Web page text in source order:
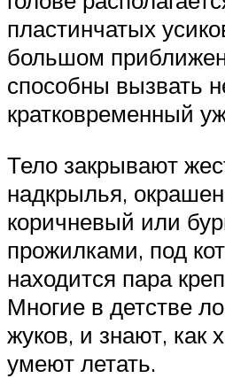
пластинчатых
большом
способны вызвать
кратковременный
Тело закрывают
надкрылья,
коричневый или
прожилками, под
находится пара
Многие в детстве
жуков, и знают, как
умеют летать.